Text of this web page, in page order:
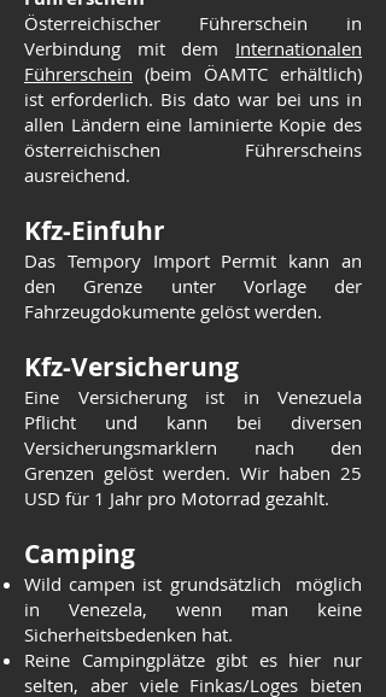
Österreichischer Führerschein in
Verbindung mit dem Internationalen
Führerschein (beim ÖAMTC erhältlich)
ist erforderlich. Bis dato war bei uns in
allen Ländern eine laminierte Kopie des
österreichischen Führerscheins
ausreichend.
Kfz-Einfuhr
Das Tempory Import Permit kann an
den Grenze unter Vorlage der
Fahrzeugdokumente gelöst werden.
Kfz-Versicherung
Eine Versicherung ist in Venezuela
Pflicht und kann bei diversen
Versicherungsmarklern nach den
Grenzen gelöst werden. Wir haben 25
USD für 1 Jahr pro Motorrad gezahlt.
Camping
Wild campen ist grundsätzlich möglich
in Venezela, wenn man keine
Sicherheitsbedenken hat.
Reine Campingplätze gibt es hier nur
selten, aber viele Finkas/Loges bieten